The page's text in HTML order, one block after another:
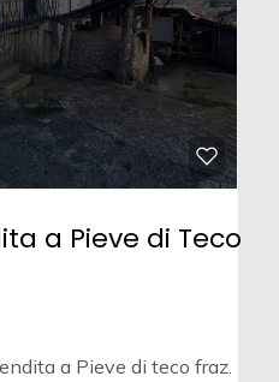
a Pieve di Teco
a Pieve di teco fraz.